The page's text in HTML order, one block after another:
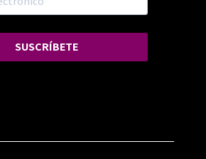
SUSCRÍBETE